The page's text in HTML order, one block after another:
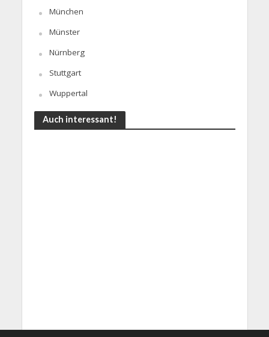
München
Münster
Nürnberg
Stuttgart
Wuppertal
Auch interessant!